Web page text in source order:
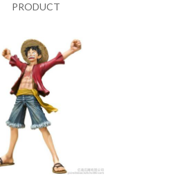
PRODUCT